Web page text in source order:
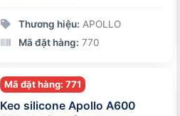
Thương hiệu: APOLLO
Mã đặt hàng: 770
Mã đặt hàng: 771
Keo silicone Apollo A600